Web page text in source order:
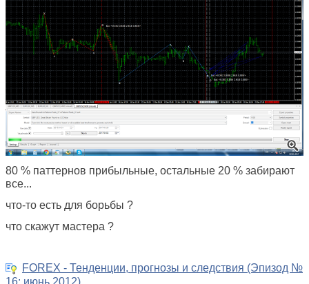
80 % паттернов прибыльные, остальные 20 % забирают
все...
что-то есть для борьбы ?
что скажут мастера ?
FOREX - Тенденции, прогнозы и следствия (Эпизод №